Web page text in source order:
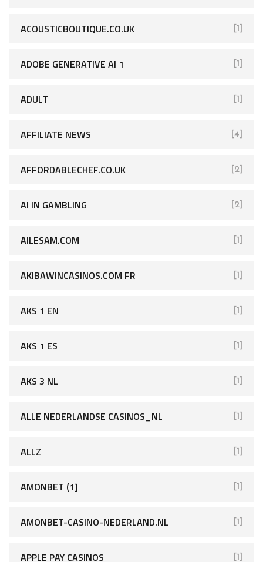
ACOUSTICBOUTIQUE.CO.UK [1]
ADOBE GENERATIVE AI 1 [1]
ADULT [1]
AFFILIATE NEWS [4]
AFFORDABLECHEF.CO.UK [2]
AI IN GAMBLING [2]
AILESAM.COM [1]
AKIBAWINCASINOS.COM FR [1]
AKS 1 EN [1]
AKS 1 ES [1]
AKS 3 NL [1]
ALLE NEDERLANDSE CASINOS_NL [1]
ALLZ [1]
AMONBET (1] [1]
AMONBET-CASINO-NEDERLAND.NL [1]
APPLE PAY CASINOS [1]